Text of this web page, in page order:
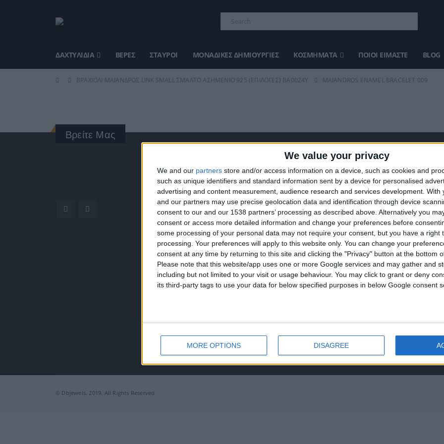
We value your privacy
We and our partners store and/or access information on a device, such as cookies and
such as unique identifiers and standard information sent by a device for personalised
advertising and content measurement, audience research and services development. With
and our partners may use precise geolocation data and identification through device
consent to our and our 1538 partners’ processing as described above. Alternatively you
consent or access more detailed information and change your preferences before
some processing of your personal data may not require your consent, but you have a right
processing. Your preferences will apply to this website only. You can change your
consent at any time by returning to this site and clicking the "Privacy" button at the bottom
Please note that this website/app uses one or more Google services and may gather and
including but not limited to your visit or usage behaviour. You may click to grant or deny
its third-party tags to use your data for below specified purposes in below Google consent
MORE OPTIONS DISAGREE
ΔΑΧΤΥΛΊΔΙΑ ΒΈΡΕΣ ΣΤΑΥΡΟΊ ΜΟΝΑΔΙΚΈΣ ΔΗΜΙΟΥΡΓΊΕΣ ΚΟΣΜΉΜΑΤΑ ΠΟΙΟΙ ΕΊΜΑΣΤΕ BLOG
ΒΡΑΧΙΌΛΙ ΜΑΊΑΝΔΡΟΣ LINK SMALL ΣΜΆΛΤΟ ΑΣΗΜΈΝΙΟ 925 (ΕΠΙΛΟΓΈΣ) ΒΑ0024Y MAIANDROS ENAMEL BRACELET 009
Βρείτε Μας
ΓΝΩΡΊΣΤΕ ΜΑΣ
Κατασκευάζουμε κοσμήματα υψηλής
ποιότητας από το 1960
Διεύθυνση:
Ερμού 18 (1ος όροφος), Αθήνα, Ελλάδα
Τηλέφωνο:
+30 210-3237494
EMAIL:
dbjewels@otenet.gr
ΤΕΛΕΥΤΑΊΑ ΠΡΟΪΌΝΤΑ
0out of 5
434.00
price
€434.00.
€372.00
0out of 5
€843.20
RECENT PRODUCTS
© Dbjewels. 2019. All Rights Reserved